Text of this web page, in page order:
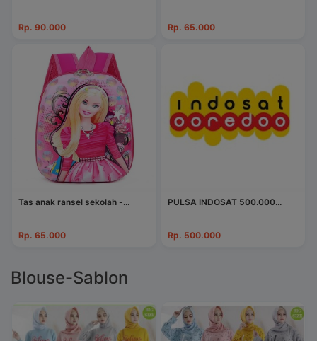
Rp. 90.000 Rp. 65.000
Tas anak ransel sekolah -...
Rp. 65.000
PULSA INDOSAT 500.000...
Rp. 500.000
Blouse-Sablon